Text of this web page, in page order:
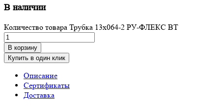
В наличии
Количество товара Трубка 13х064-2 РУ-ФЛЕКС ВТ
В корзину
Купить в один клик
Описание
Сертификаты
Доставка